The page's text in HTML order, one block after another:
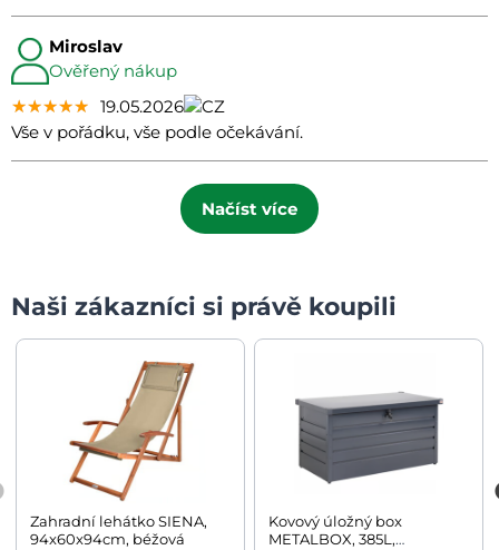
Miroslav
Ověřený nákup
★★★★★
★★★★★
★★★★★ 19.05.2026
Vše v pořádku, vše podle očekávání.
Načíst více
Naši zákazníci si právě koupili
Zahradní lehátko SIENA,
94x60x94cm, béžová
Kovový úložný box
METALBOX, 385L,